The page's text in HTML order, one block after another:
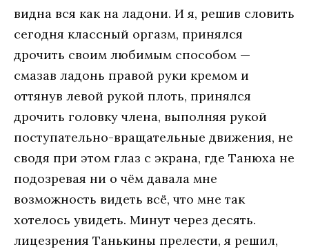
видна вся как на ладони. И я, решив словить
сегодня классный оргазм, принялся
дрочить своим любимым способом —
смазав ладонь правой руки кремом и
оттянув левой рукой плоть, принялся
дрочить головку члена, выполняя рукой
поступательно-вращательные движения, не
сводя при этом глаз с экрана, где Танюха не
подозревая ни о чём давала мне
возможность видеть всё, что мне так
хотелось увидеть. Минут через десять.
лицезрения Танькины прелести, я решил,